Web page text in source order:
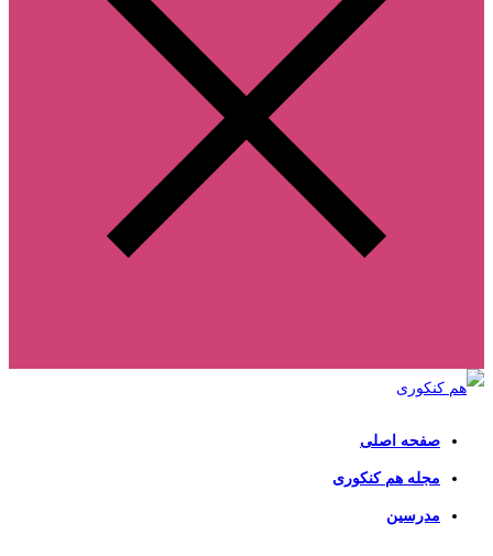
صفحه اصلی
مجله هم کنکوری
مدرسین